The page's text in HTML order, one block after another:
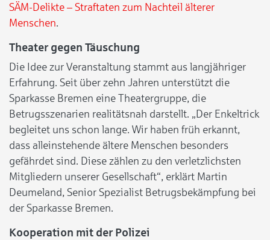
SÄM-Delikte – Straftaten zum Nachteil älterer
Menschen.
Theater gegen Täuschung
Die Idee zur Veranstaltung stammt aus langjähriger
Erfahrung. Seit über zehn Jahren unterstützt die
Sparkasse Bremen eine Theatergruppe, die
Betrugsszenarien realitätsnah darstellt. „Der Enkeltrick
begleitet uns schon lange. Wir haben früh erkannt,
dass alleinstehende ältere Menschen besonders
gefährdet sind. Diese zählen zu den verletzlichsten
Mitgliedern unserer Gesellschaft“, erklärt Martin
Deumeland, Senior Spezialist Betrugsbekämpfung bei
der Sparkasse Bremen.
Kooperation mit der Polizei